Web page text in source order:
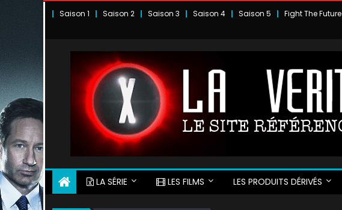
Saison 1 Saison 2 Saison 3 Saison 4 Saison 5 Fight The Future
LA SÉRIE LES FILMS LES PRODUITS DÉRIVÉS